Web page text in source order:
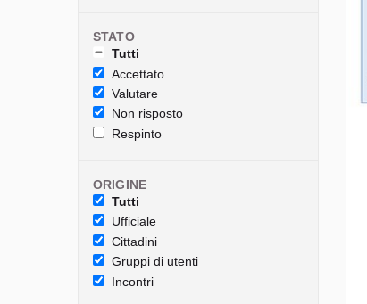
STATO
Tutti
Accettato
Valutare
Non risposto
Respinto
ORIGINE
Tutti
Ufficiale
Cittadini
Gruppi di utenti
Incontri